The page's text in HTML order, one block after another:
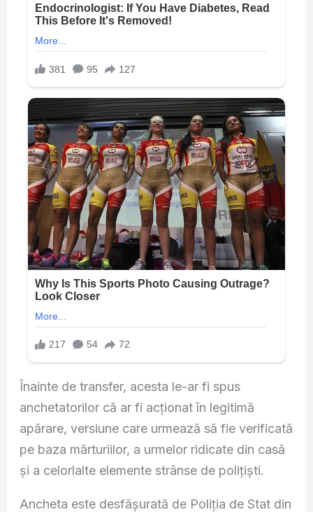
Înainte de transfer, acesta le-ar fi spus
anchetatorilor că ar fi acționat în legitimă
apărare, versiune care urmează să fie verificată
pe baza mărturiilor, a urmelor ridicate din casă
și a celorlalte elemente strânse de polițiști.
Ancheta este desfășurată de Poliția de Stat din